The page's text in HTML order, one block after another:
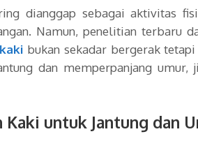
dianggap sebagai aktivitas
Namun, penelitian terbaru
bukan sekadar bergerak
dan memperpanjang umur,
Kaki untuk Jantung dan